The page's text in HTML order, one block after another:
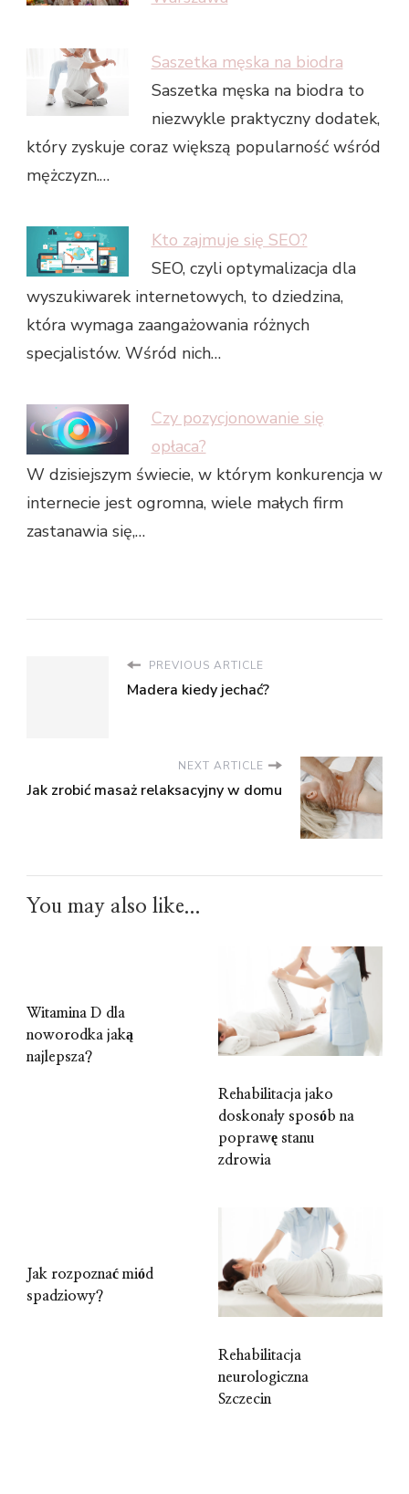
Saszetka męska na biodra
Saszetka męska na biodra to
niezwykle praktyczny dodatek,
który zyskuje coraz większą popularność wśród
mężczyzn.…
Kto zajmuje się SEO?
SEO, czyli optymalizacja dla
wyszukiwarek internetowych, to dziedzina,
która wymaga zaangażowania różnych
specjalistów. Wśród nich…
Czy pozycjonowanie się
opłaca?
W dzisiejszym świecie, w którym konkurencja w
internecie jest ogromna, wiele małych firm
zastanawia się,…
PREVIOUS ARTICLE
Madera kiedy jechać?
NEXT ARTICLE
Jak zrobić masaż relaksacyjny w domu
You may also like...
Witamina D dla
noworodka jaką
najlepsza?
Rehabilitacja jako
doskonały sposób na
poprawę stanu
zdrowia
Jak rozpoznać miód
spadziowy?
Rehabilitacja
neurologiczna
Szczecin